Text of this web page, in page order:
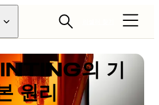
의 기
원리